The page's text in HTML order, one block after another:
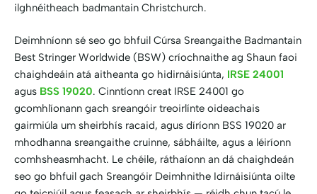
ilghnéitheach badmantain Christchurch.
Deimhníonn sé seo go bhfuil Cúrsa Sreangaithe Badmantain
Best Stringer Worldwide (BSW) críochnaithe ag Shaun faoi
chaighdeáin atá aitheanta go hidirnáisiúnta, IRSE 24001
agus BSS 19020. Cinntíonn creat IRSE 24001 go
gcomhlíonann gach sreangóir treoirlínte oideachais
gairmiúla um sheirbhís racaid, agus díríonn BSS 19020 ar
mhodhanna sreangaithe cruinne, sábháilte, agus a léiríonn
comhsheasmhacht. Le chéile, ráthaíonn an dá chaighdeán
seo go bhfuil gach Sreangóir Deimhnithe Idirnáisiúnta oilte